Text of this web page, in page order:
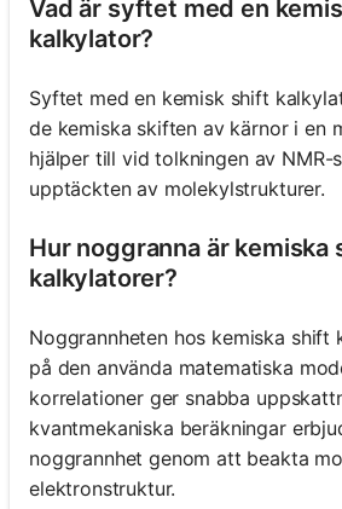
Vad är syftet med en
kalkylator?
Syftet med en kemisk shift
de kemiska skiften av kärnor i en
hjälper till vid tolkningen av NMR-
upptäckten av molekylstrukturer.
Hur noggranna är kemiska
kalkylatorer?
Noggrannheten hos kemiska shift
på den använda matematiska
korrelationer ger snabba
kvantmekaniska beräkningar
noggrannhet genom att beakta
elektronstruktur.